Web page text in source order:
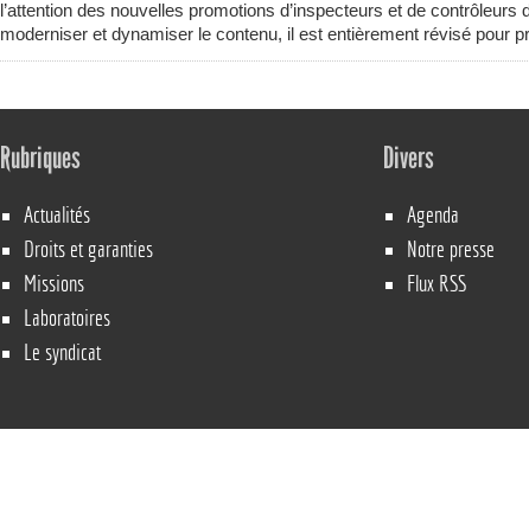
l’attention des nouvelles promotions d’inspecteurs et de contrôleurs
moderniser et dynamiser le contenu, il est entièrement révisé pour
Rubriques
Actualités
Droits et garanties
Missions
Laboratoires
Le syndicat
Divers
Agenda
Notre presse
Flux RSS